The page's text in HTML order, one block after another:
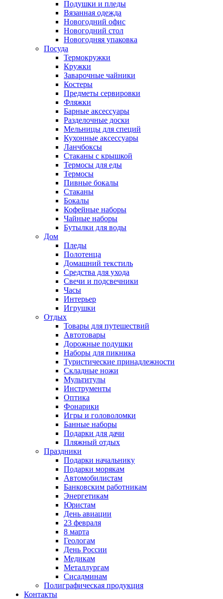
Подушки и пледы
Вязанная одежда
Новогодний офис
Новогодний стол
Новогодняя упаковка
Посуда
Термокружки
Кружки
Заварочные чайники
Костеры
Предметы сервировки
Фляжки
Барные аксессуары
Разделочные доски
Мельницы для специй
Кухонные аксессуары
Ланчбоксы
Стаканы с крышкой
Термосы для еды
Термосы
Пивные бокалы
Стаканы
Бокалы
Кофейные наборы
Чайные наборы
Бутылки для воды
Дом
Пледы
Полотенца
Домашний текстиль
Средства для ухода
Свечи и подсвечники
Часы
Интерьер
Игрушки
Отдых
Товары для путешествий
Автотовары
Дорожные подушки
Наборы для пикника
Туристические принадлежности
Складные ножи
Мультитулы
Инструменты
Оптика
Фонарики
Игры и головоломки
Банные наборы
Подарки для дачи
Пляжный отдых
Праздники
Подарки начальнику
Подарки морякам
Автомобилистам
Банковским работникам
Энергетикам
Юристам
День авиации
23 февраля
8 марта
Геологам
День России
Медикам
Металлургам
Сисадминам
Полиграфическая продукция
Контакты